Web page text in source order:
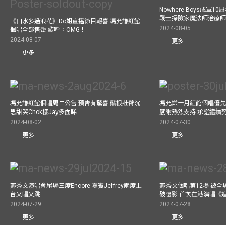
《口水多過浪花》Do姐直播節目報喜 馮允謙紅館
個唱全部售罄 歡呼：OMG！
2024-08-07
更多
Nowhere Boys成軍10
戰士探險家魔法師治療
2024-08-05
更多
馮允謙紅館個唱周二公售 預告有驚喜 鬚根壯臂沉
思甜笑Chok樣Jay多面睇
2024-08-02
更多
馮允謙十月紅館個唱優
感謝熱烈支持 承諾繼續
2024-07-30
更多
鄭秀文演唱會尾場三度Encore 嘉賓Jeffrey兩度上
台又唱又跳
2024-07-29
更多
鄭秀文個唱第12場 被全
破陰影 首次在港演唱《
2024-07-28
更多